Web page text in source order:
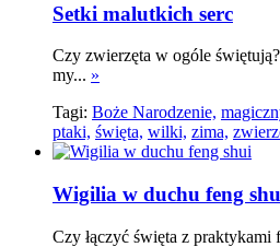
Setki malutkich serc
Czy zwierzęta w ogóle
my... »
Tagi: Boże Narodzenie,
ptaki, święta, wilki, zima,
Wigilia w duchu feng
Czy łączyć święta z praktykami